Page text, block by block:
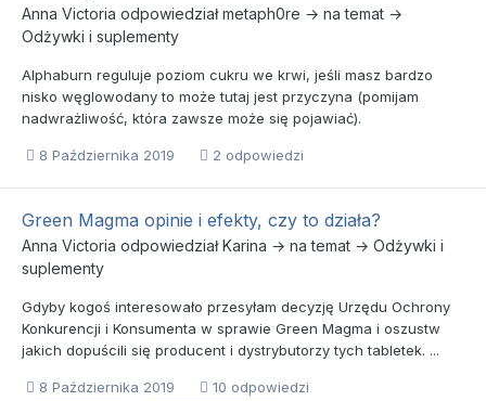
Anna Victoria odpowiedziałmetaph0re → na temat →
Odżywki i suplementy
Alphaburn reguluje poziom cukru we krwi, jeśli masz bardzo
nisko węglowodany to może tutaj jest przyczyna (pomijam
nadwrażliwość, która zawsze może się pojawiać).
8 Października 2019 2 odpowiedzi
Green Magma opinie i efekty, czy to działa?
Anna Victoria odpowiedziałKarina → na temat → Odżywki i
suplementy
Gdyby kogoś interesowało przesyłam decyzję Urzędu Ochrony
Konkurencji i Konsumenta w sprawie Green Magma i oszustw
jakich dopuścili się producent i dystrybutorzy tych tabletek. ...
8 Października 2019 10 odpowiedzi